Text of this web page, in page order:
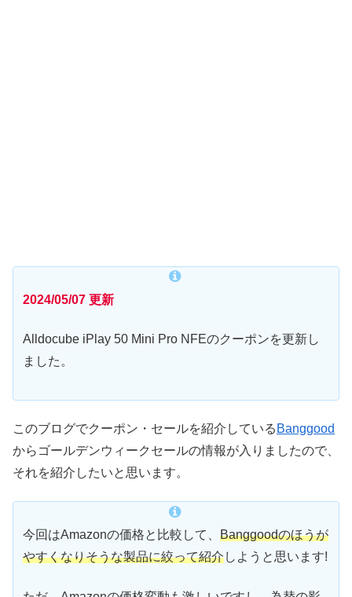
2024/05/07 更新
Alldocube iPlay 50 Mini Pro NFEのクーポンを更新し
ました。
このブログでクーポン・セールを紹介している Banggood
からゴールデンウィークセールの情報が入りましたので、
それを紹介したいと思います。
今回はAmazonの価格と比較して、 Banggoodのほうが
やすくなりそうな製品に絞って紹介しようと思います!